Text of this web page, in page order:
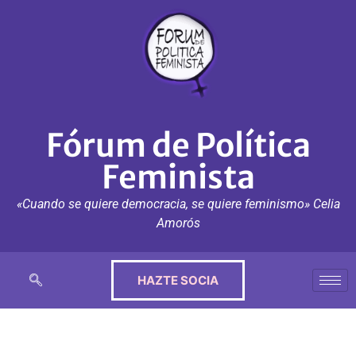
Fórum de Política
Feminista
«Cuando se quiere democracia, se quiere feminismo» Celia
Amorós
HAZTE SOCIA